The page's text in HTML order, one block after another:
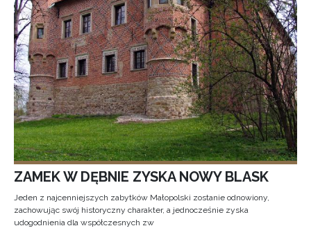
ZAMEK W DĘBNIE ZYSKA NOWY BLASK
Jeden z najcenniejszych zabytków Małopolski zostanie odnowiony,
zachowując swój historyczny charakter, a jednocześnie zyska
udogodnienia dla współczesnych zw